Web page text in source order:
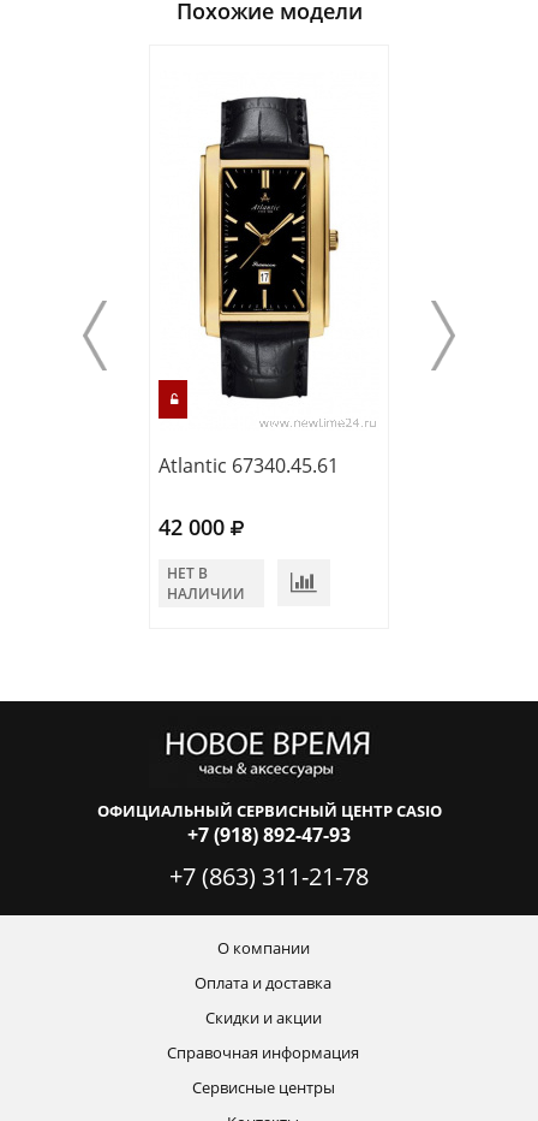
Похожие модели
Atlantic 67340.45.61
42 000
НЕТ В
НАЛИЧИИ
ОФИЦИАЛЬНЫЙ СЕРВИСНЫЙ ЦЕНТР CASIO
+7 (918) 892-47-93
+7 (863) 311-21-78
О компании
Оплата и доставка
Скидки и акции
Справочная информация
Сервисные центры